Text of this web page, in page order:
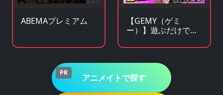
ABEMAプレミアム
【GEMY（ゲミ
ー）】遊ぶだけで景
ゲームサービス
PR アニメイトで探す